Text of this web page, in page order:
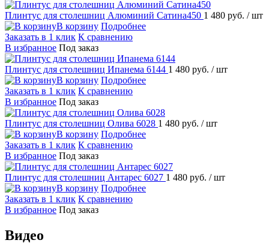
Плинтус для столешниц Алюминий Сатина450 1 480 руб. / шт
В корзину Подробнее
Заказать в 1 клик К сравнению
В избранное Под заказ
Плинтус для столешниц Ипанема 6144 1 480 руб. / шт
В корзину Подробнее
Заказать в 1 клик К сравнению
В избранное Под заказ
Плинтус для столешниц Олива 6028 1 480 руб. / шт
В корзину Подробнее
Заказать в 1 клик К сравнению
В избранное Под заказ
Плинтус для столешниц Антарес 6027 1 480 руб. / шт
В корзину Подробнее
Заказать в 1 клик К сравнению
В избранное Под заказ
Видео